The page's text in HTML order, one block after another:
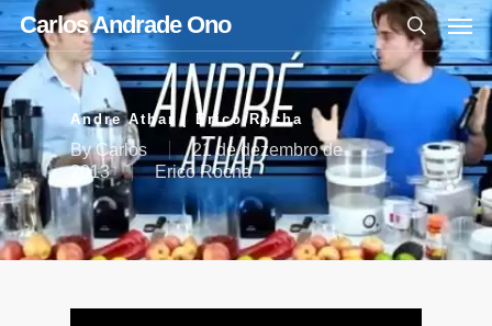
Carlos Andrade Ono
Andre Athar | Erico Rocha
ByCarlos
21 de dezembro de
2013
Erico Rocha